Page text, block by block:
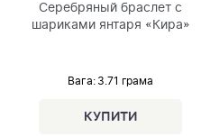
Серебряный браслет с
шариками янтаря «Кира»
Вага: 3.71 грама